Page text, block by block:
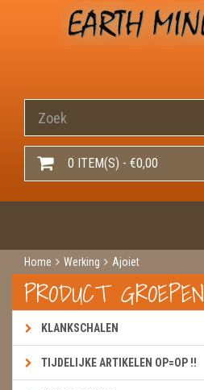
0 ITEM(S) - €0,00
Home Werking Ajoiet
PRODUCT GROEPEN
KLANKSCHALEN
TIJDELIJKE ARTIKELEN OP=OP !!